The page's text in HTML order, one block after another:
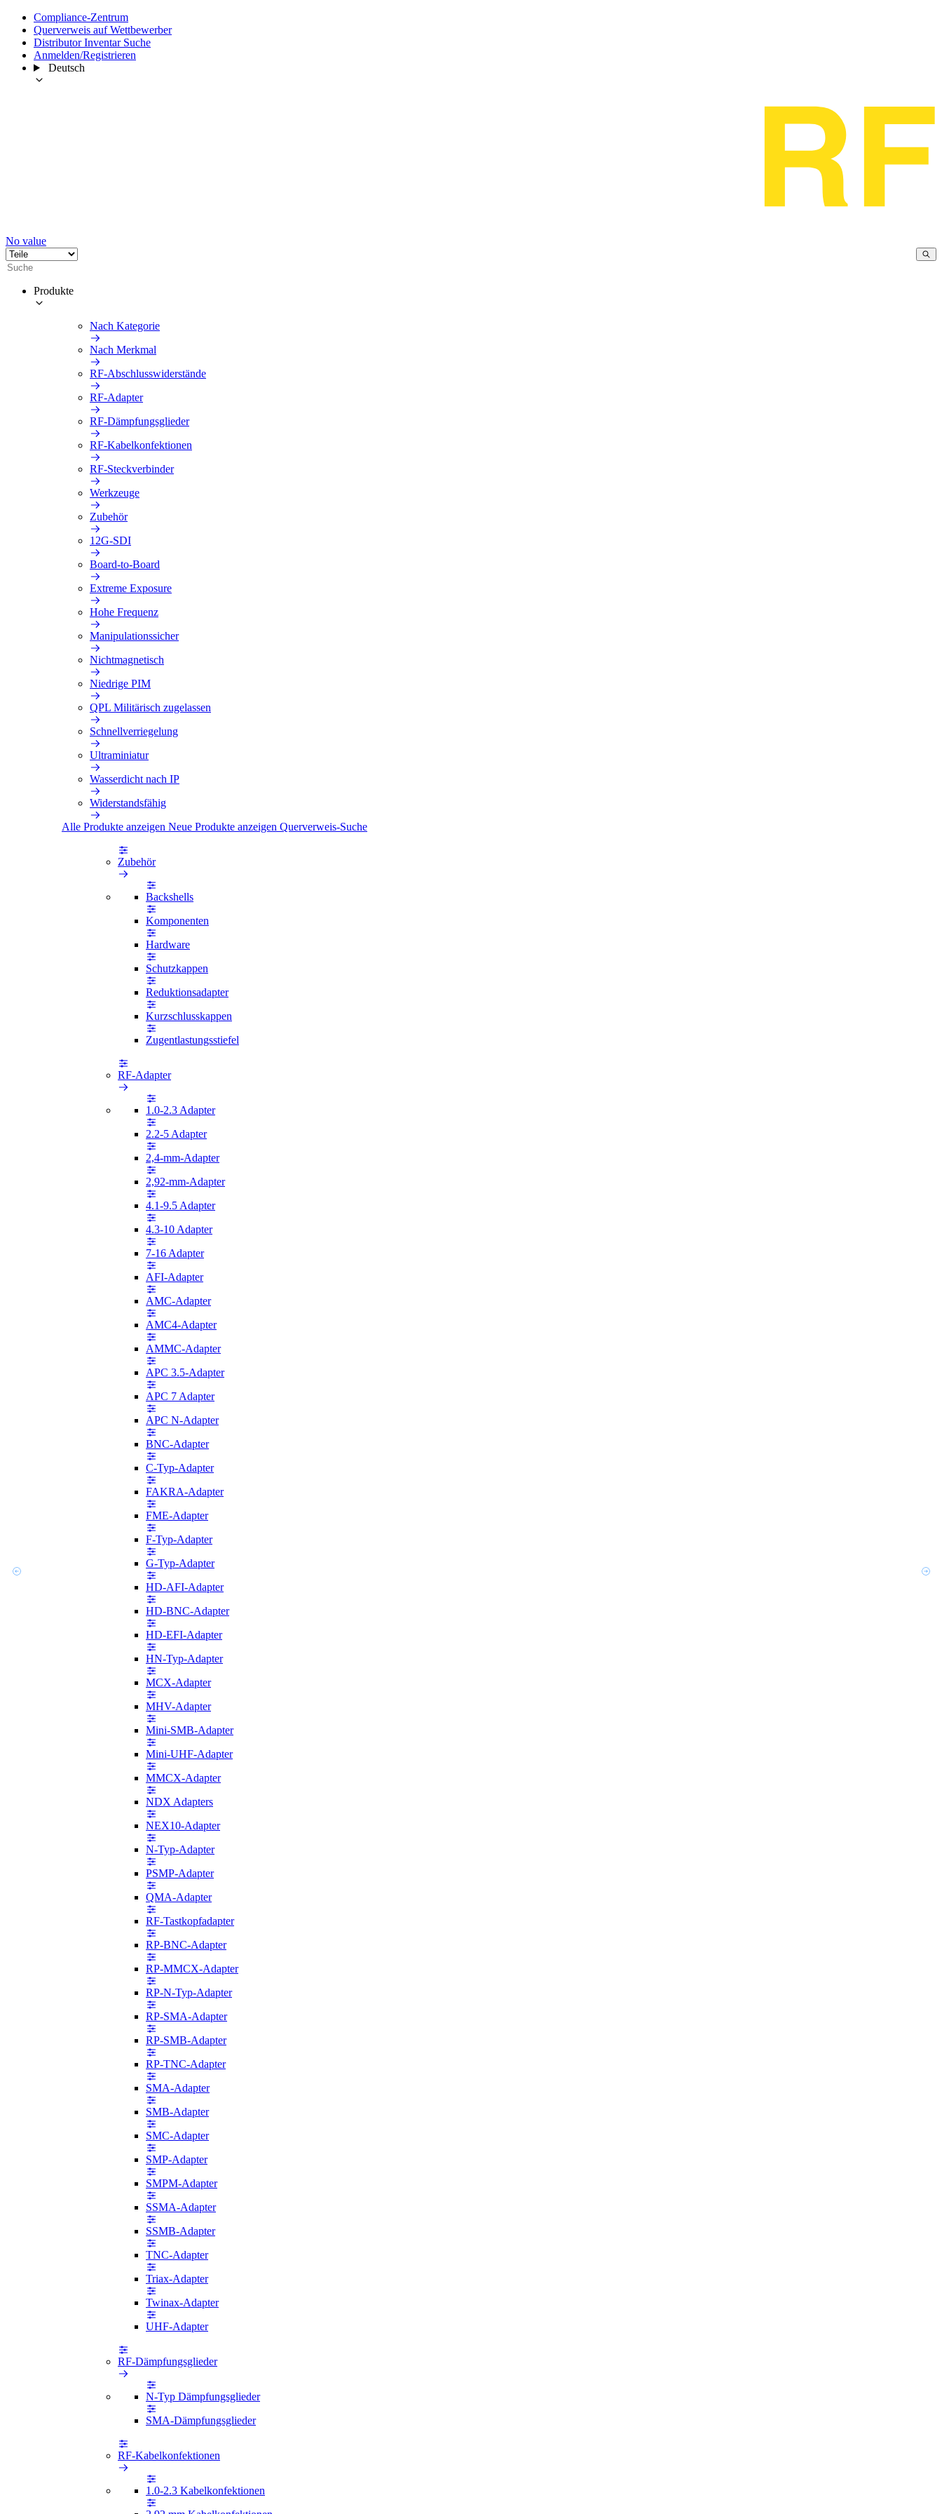
Compliance-Zentrum
Querverweis auf Wettbewerber
Distributor Inventar Suche
Anmelden/Registrieren
Deutsch
No value
Produkte
Nach Kategorie
Nach Merkmal
RF-Abschlusswiderstände
RF-Adapter
RF-Dämpfungsglieder
RF-Kabelkonfektionen
RF-Steckverbinder
Werkzeuge
Zubehör
12G-SDI
Board-to-Board
Extreme Exposure
Hohe Frequenz
Manipulationssicher
Nichtmagnetisch
Niedrige PIM
QPL Militärisch zugelassen
Schnellverriegelung
Ultraminiatur
Wasserdicht nach IP
Widerstandsfähig
Alle Produkte anzeigen Neue Produkte anzeigen Querverweis-Suche
Zubehör
Backshells
Komponenten
Hardware
Schutzkappen
Reduktionsadapter
Kurzschlusskappen
Zugentlastungsstiefel
RF-Adapter
1.0-2.3 Adapter
2.2-5 Adapter
2,4-mm-Adapter
2,92-mm-Adapter
4.1-9.5 Adapter
4.3-10 Adapter
7-16 Adapter
AFI-Adapter
AMC-Adapter
AMC4-Adapter
AMMC-Adapter
APC 3.5-Adapter
APC 7 Adapter
APC N-Adapter
BNC-Adapter
C-Typ-Adapter
FAKRA-Adapter
FME-Adapter
F-Typ-Adapter
G-Typ-Adapter
HD-AFI-Adapter
HD-BNC-Adapter
HD-EFI-Adapter
HN-Typ-Adapter
MCX-Adapter
MHV-Adapter
Mini-SMB-Adapter
Mini-UHF-Adapter
MMCX-Adapter
NDX Adapters
NEX10-Adapter
N-Typ-Adapter
PSMP-Adapter
QMA-Adapter
RF-Tastkopfadapter
RP-BNC-Adapter
RP-MMCX-Adapter
RP-N-Typ-Adapter
RP-SMA-Adapter
RP-SMB-Adapter
RP-TNC-Adapter
SMA-Adapter
SMB-Adapter
SMC-Adapter
SMP-Adapter
SMPM-Adapter
SSMA-Adapter
SSMB-Adapter
TNC-Adapter
Triax-Adapter
Twinax-Adapter
UHF-Adapter
RF-Dämpfungsglieder
N-Typ Dämpfungsglieder
SMA-Dämpfungsglieder
RF-Kabelkonfektionen
1.0-2.3 Kabelkonfektionen